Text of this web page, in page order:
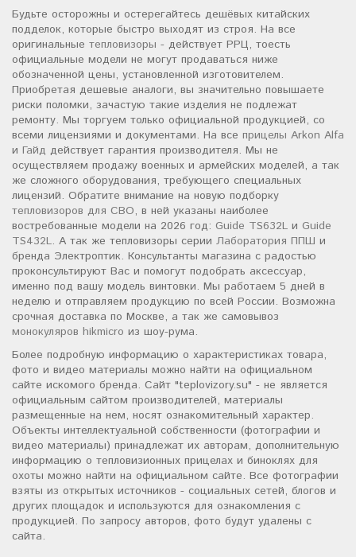
Будьте осторожны и остерегайтесь дешёвых китайских
подделок, которые быстро выходят из строя. На все
оригинальные тепловизоры - действует РРЦ, тоесть
официальные модели не могут продаваться ниже
обозначенной цены, установленной изготовителем.
Приобретая дешевые аналоги, вы значительно повышаете
риски поломки, зачастую такие изделия не подлежат
ремонту. Мы торгуем только официальной продукцией, со
всеми лицензиями и документами. На все прицелы Arkon Alfa
и Гайд действует гарантия производителя. Мы не
осуществляем продажу военных и армейских моделей, а так
же сложного оборудования, требующего специальных
лицензий. Обратите внимание на новую подборку
тепловизоров для СВО, в ней указаны наиболее
востребованные модели на 2026 год: Guide TS632L и Guide
TS432L. А так же тепловизоры серии Лаборатория ППШ и
бренда Электроптик. Консультанты магазина с радостью
проконсультируют Вас и помогут подобрать аксессуар,
именно под вашу модель винтовки. Мы работаем 5 дней в
неделю и отправляем продукцию по всей России. Возможна
срочная доставка по Москве, а так же самовывоз
монокуляров hikmicro из шоу-рума.
Более подробную информацию о характеристиках товара,
фото и видео материалы можно найти на официальном
сайте искомого бренда. Сайт "teplovizory.su" - не является
официальным сайтом производителей, материалы
размещенные на нем, носят ознакомительный характер.
Объекты интеллектуальной собственности (фотографии и
видео материалы) принадлежат их авторам, дополнительную
информацию о тепловизионных прицелах и биноклях для
охоты можно найти на официальном сайте. Все фотографии
взяты из открытых источников - социальных сетей, блогов и
других площадок и используются для ознакомления с
продукцией. По запросу авторов, фото будут удалены с
сайта.